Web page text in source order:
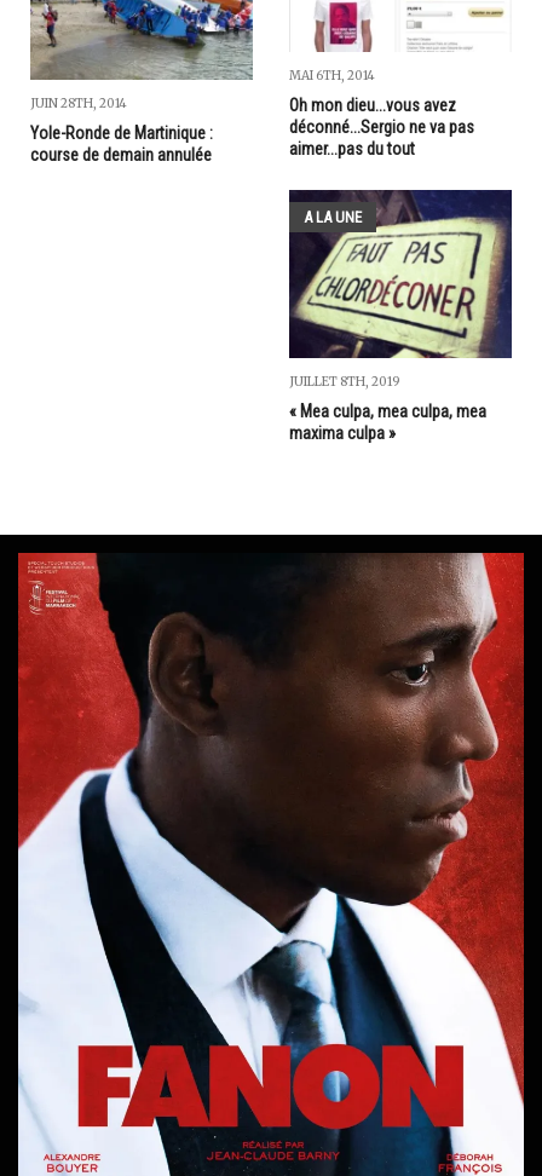
JUIN 28TH, 2014
Yole-Ronde de Martinique :
course de demain annulée
MAI 6TH, 2014
Oh mon dieu...vous avez
déconné...Sergio ne va pas
aimer...pas du tout
A LA UNE
JUILLET 8TH, 2019
« Mea culpa, mea culpa, mea
maxima culpa »